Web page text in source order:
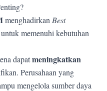
menghadirkan Best
memenuhi kebutuhan
dapatmeningkatkan
Perusahaan yang
mengelola sumber daya